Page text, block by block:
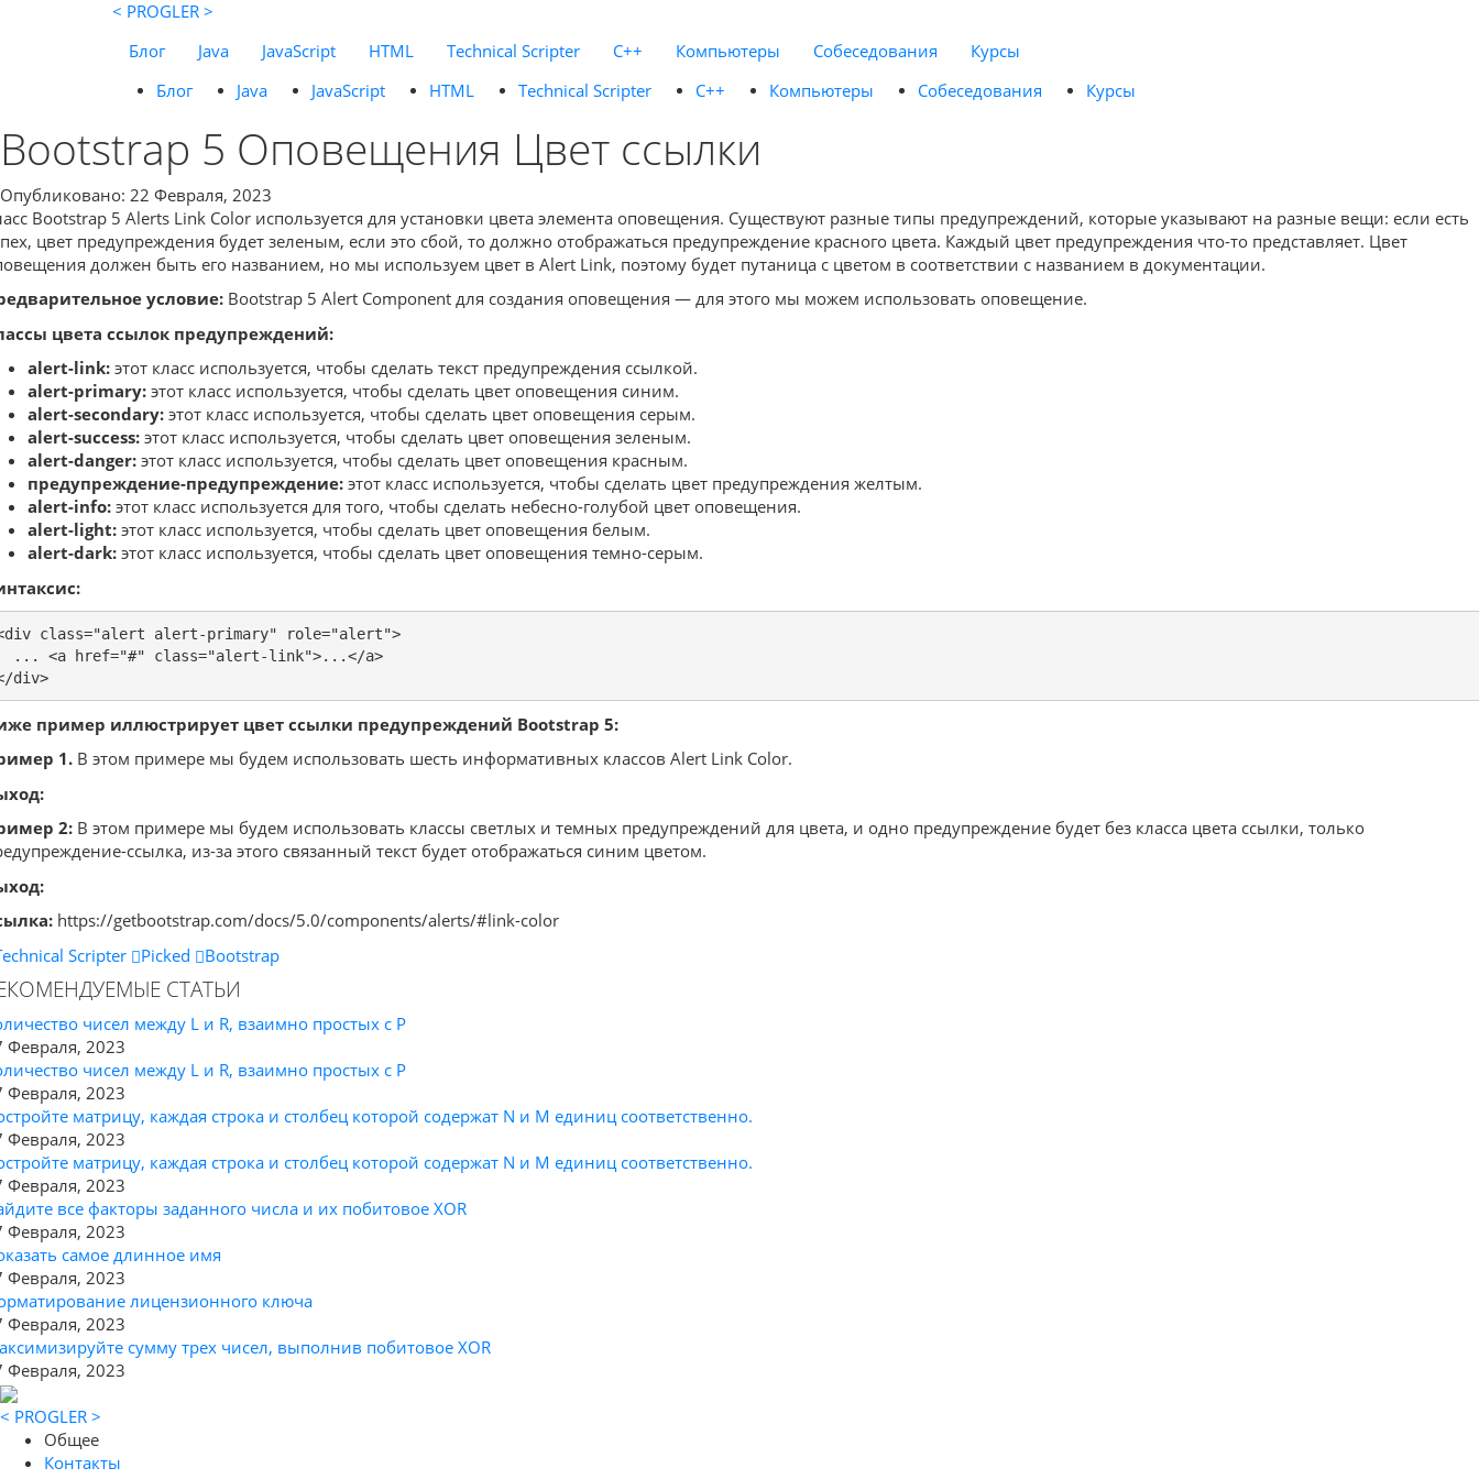
< PROGLER >
Блог
Java JavaScript HTML Technical Scripter C++ Компьютеры Собеседования
Курсы
Блог
Java JavaScript HTML Technical Scripter C++ Компьютеры Собеседования Курсы
Bootstrap 5 Оповещения Цвет ссылки
Опубликовано: 22 Февраля, 2023
Bootstrap 5 Alerts Link Color используется для установки цвета элемента оповещения. Существуют разные типы предупреждений, которые указывают на разные вещи: если есть
цвет предупреждения будет зеленым, если это сбой, то должно отображаться предупреждение красного цвета. Каждый цвет предупреждения что-то представляет. Цвет
должен быть его названием, но мы используем цвет в Alert Link, поэтому будет путаница с цветом в соответствии с названием в документации.
условие: Bootstrap 5 Alert Component для создания оповещения — для этого мы можем использовать оповещение.
цвета ссылок предупреждений:
alert-link: этот класс используется, чтобы сделать текст предупреждения ссылкой.
alert-primary: этот класс используется, чтобы сделать цвет оповещения синим.
alert-secondary: этот класс используется, чтобы сделать цвет оповещения серым.
alert-success: этот класс используется, чтобы сделать цвет оповещения зеленым.
alert-danger: этот класс используется, чтобы сделать цвет оповещения красным.
предупреждение-предупреждение: этот класс используется, чтобы сделать цвет предупреждения желтым.
alert-info: этот класс используется для того, чтобы сделать небесно-голубой цвет оповещения.
alert-light: этот класс используется, чтобы сделать цвет оповещения белым.
alert-dark: этот класс используется, чтобы сделать цвет оповещения темно-серым.
class="alert alert-primary" role="alert">
... <a href="#" class="alert-link">...</a>
div>
пример иллюстрирует цвет ссылки предупреждений Bootstrap 5:
1. В этом примере мы будем использовать шесть информативных классов Alert Link Color.
2: В этом примере мы будем использовать классы светлых и темных предупреждений для цвета, и одно предупреждение будет без класса цвета ссылки, только
ссылка, из-за этого связанный текст будет отображаться синим цветом.
https://getbootstrap.com/docs/5.0/components/alerts/#link-color
Scripter
Picked Bootstrap
СТАТЬИ
чисел между L и R, взаимно простых с P
Февраля, 2023
чисел между L и R, взаимно простых с P
Февраля, 2023
матрицу, каждая строка и столбец которой содержат N и M единиц соответственно.
Февраля, 2023
матрицу, каждая строка и столбец которой содержат N и M единиц соответственно.
Февраля, 2023
все факторы заданного числа и их побитовое XOR
Февраля, 2023
самое длинное имя
Февраля, 2023
лицензионного ключа
Февраля, 2023
сумму трех чисел, выполнив побитовое XOR
Февраля, 2023
< PROGLER >
Общее
Контакты